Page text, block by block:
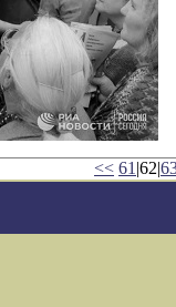
<< 61 |62|